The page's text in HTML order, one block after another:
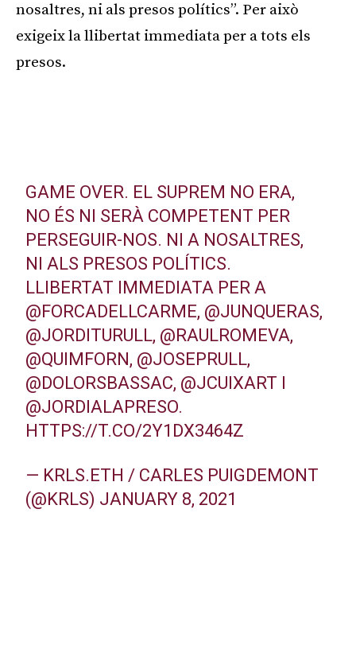
nosaltres, ni als presos polítics”. Per això
exigeix la llibertat immediata per a tots els
presos.
GAME OVER. EL SUPREM NO ERA,
NO ÉS NI SERÀ COMPETENT PER
PERSEGUIR-NOS. NI A NOSALTRES,
NI ALS PRESOS POLÍTICS.
LLIBERTAT IMMEDIATA PER A
@FORCADELLCARME, @JUNQUERAS,
@JORDITURULL, @RAULROMEVA,
@QUIMFORN , @JOSEPRULL,
@DOLORSBASSAC, @JCUIXART
@JORDIALAPRESO.
HTTPS://T.CO/2Y1DX3464Z
— KRLS.ETH / CARLES PUIGDEMONT
(@KRLS) JANUARY 8, 2021